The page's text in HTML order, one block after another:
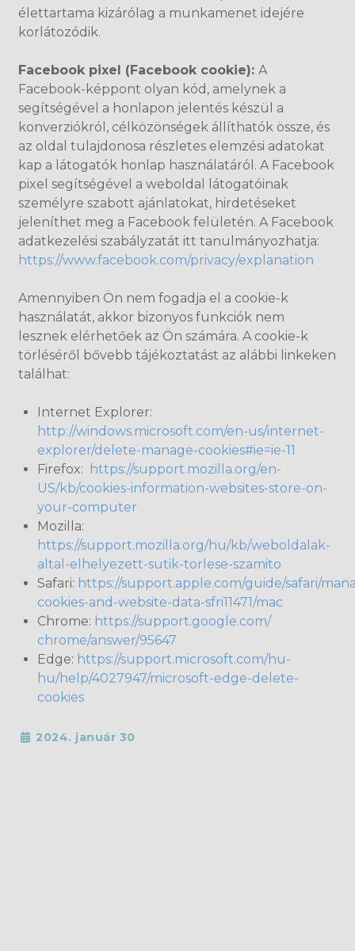
élettartama kizárólag a munkamenet idejére
korlátozódik.
Facebook pixel (Facebook cookie):A
Facebook-képpont olyan kód, amelynek a
segítségével a honlapon jelentés készül a
konverziókról, célközönségek állíthatók össze, és
az oldal tulajdonosa részletes elemzési adatokat
kap a látogatók honlap használatáról. A Facebook
pixel segítségével a weboldal látogatóinak
személyre szabott ajánlatokat, hirdetéseket
jeleníthet meg a Facebook felületén. A Facebook
adatkezelési szabályzatát itt tanulmányozhatja:
https://www.facebook.com/privacy/explanation
Amennyiben Ön nem fogadja el a cookie-k
használatát, akkor bizonyos funkciók nem
lesznek elérhetőek az Ön számára. A cookie-k
törléséről bővebb tájékoztatást az alábbi linkeken
találhat:
Internet Explorer:
http://windows.microsoft.com/en-us/internet-
explorer/delete-manage-cookies#ie=ie-11
Firefox:
https://support.mozilla.org/en-
US/kb/cookies-information-websites-store-on-
your-computer
Mozilla:
https://support.mozilla.org/hu/kb/weboldalak-
altal-elhelyezett-sutik-torlese-szamito
Safari: https://support.apple.com/guide/safari/
cookies-and-website-data-sfri11471/mac
Chrome: https://support.google.com/
chrome/answer/95647
Edge: https://support.microsoft.com/hu-
hu/help/4027947/microsoft-edge-delete-
cookies
2024. január 30